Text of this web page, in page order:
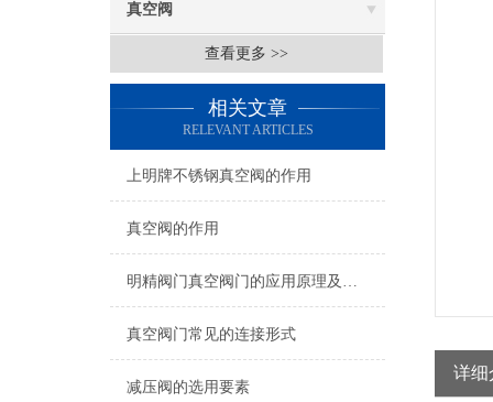
真空阀
查看更多 >>
相关文章
RELEVANT ARTICLES
上明牌不锈钢真空阀的作用
真空阀的作用
明精阀门真空阀门的应用原理及使用方法介绍！
真空阀门常见的连接形式
减压阀的选用要素
详细